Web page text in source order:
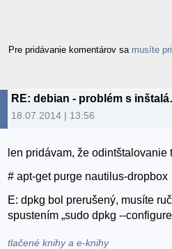
Pre pridávanie komentárov sa musíte
RE: debian -
18.07.2014 | 13:56
len pridávam, že
# apt-get purge nautilus-dropbox
E: dpkg bol prerušený, musíte
spustením „sudo dpkg --configure
tlačené knihy a e-knihy